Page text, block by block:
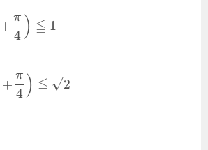
+
π
4 ) ≦ 1
+
π
4 ) ≦ 2
–
√